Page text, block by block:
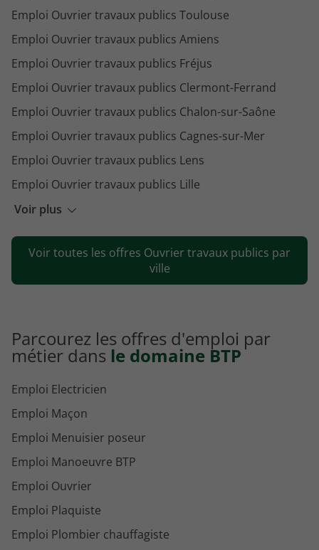
Voir plus
Emploi Ouvrier travaux publics Toulouse
Emploi Ouvrier travaux publics Amiens
Emploi Ouvrier travaux publics Fréjus
Emploi Ouvrier travaux publics Clermont-Ferrand
Emploi Ouvrier travaux publics Chalon-sur-Saône
Emploi Ouvrier travaux publics Cagnes-sur-Mer
Emploi Ouvrier travaux publics Lens
Emploi Ouvrier travaux publics Lille
Emploi Ouvrier travaux publics Noyant-Villages
Emploi Ouvrier travaux publics Nice
Emploi Ouvrier travaux publics Périgueux
Voir toutes les offres Ouvrier travaux publics par
ville
Parcourez les offres d'emploi par
métier dans le domaine BTP
Emploi Electricien
Emploi Maçon
Emploi Menuisier poseur
Emploi Manoeuvre BTP
Emploi Ouvrier
Emploi Plaquiste
Emploi Plombier chauffagiste